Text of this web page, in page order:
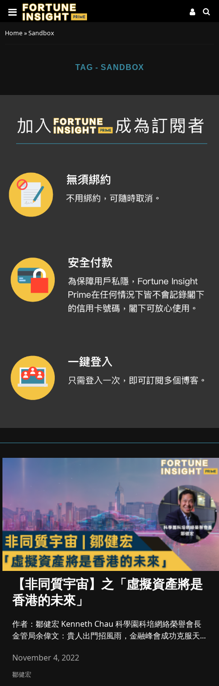
Home»Sandbox
TAG - SANDBOX
【非同質宇宙】之「虛擬資產將是
香港的未來」
作者：鄒健宏 Kenneth Chau 科學園科培網絡榮譽會長
金管局余偉文：貴人出門招風雨，金融峰會成功克服天...
November 4, 2022
鄒健宏